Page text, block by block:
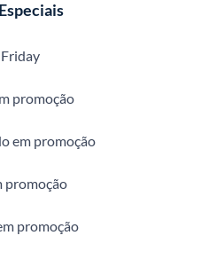
promoção
em promoção
promoção
promoção